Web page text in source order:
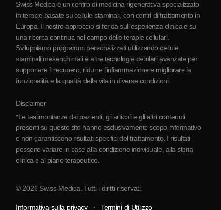
Partnership
Swiss Medica è un centro di medicina rigenerativa specializzato
in terapie basate su cellule staminali, con centri di trattamento in
Europa. Il nostro approccio si fonda sull’esperienza clinica e su
una ricerca continua nel campo delle terapie cellulari.
Sviluppiamo programmi personalizzati utilizzando cellule
staminali mesenchimali e altre tecnologie cellulari avanzate per
supportare il recupero, ridurre l’infiammazione e migliorare la
funzionalità e la qualità della vita in diverse condizioni.
Disclaimer
*Le testimonianze dei pazienti, gli articoli e gli altri contenuti
presenti su questo sito hanno esclusivamente scopo informativo
e non garantiscono risultati specifici del trattamento. I risultati
possono variare in base alla condizione individuale, alla storia
clinica e al piano terapeutico.
© 2026 Swiss Medica. Tutti i diritti riservati.
Informativa sulla privacy Termini di Utilizzo